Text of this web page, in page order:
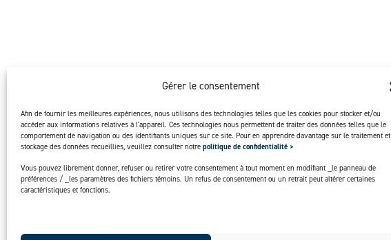
Gérer le consentement
Afin de fournir les meilleures expériences, nous utilisons des technologies telles que les cookies pour stocker et/ou
accéder aux informations relatives à l'appareil. Ces technologies nous permettent de traiter des données telles que le
comportement de navigation ou des identifiants uniques sur ce site. Pour en apprendre davantage sur le traitement et
stockage des données recueillies, veuillez consulter notre politique de confidentialité >
Vous pouvez librement donner, refuser ou retirer votre consentement à tout moment en modifiant _le panneau de
préférences / _les paramètres des fichiers témoins. Un refus de consentement ou un retrait peut altérer certaines
caractéristiques et fonctions.